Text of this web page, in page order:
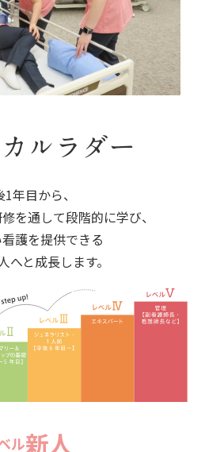
ルラダー
年目から、
を通して段階的に学び、
護を提供できる
へと成長します。
ル新人